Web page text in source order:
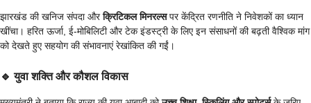
झारखंड की खनिज संपदा औरक्रिटिकल मिनरल्सपर केंद्रित रणनीति ने निवेशकों का ध्यान
खींचा। हरित ऊर्जा, ई-मोबिलिटी और टेक इंडस्ट्री के लिए इन संसाधनों की बढ़ती वैश्विक मांग
को देखते हुए सहयोग की संभावनाएं रेखांकित की गईं।
🔹युवा शक्ति और कौशल विकास